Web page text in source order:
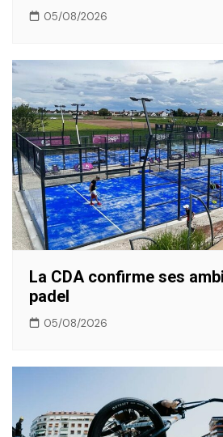
05/08/2026
La CDA confirme ses
padel
05/08/2026